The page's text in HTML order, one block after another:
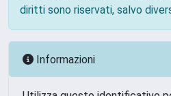
diritti sono riservati, salvo
Informazioni